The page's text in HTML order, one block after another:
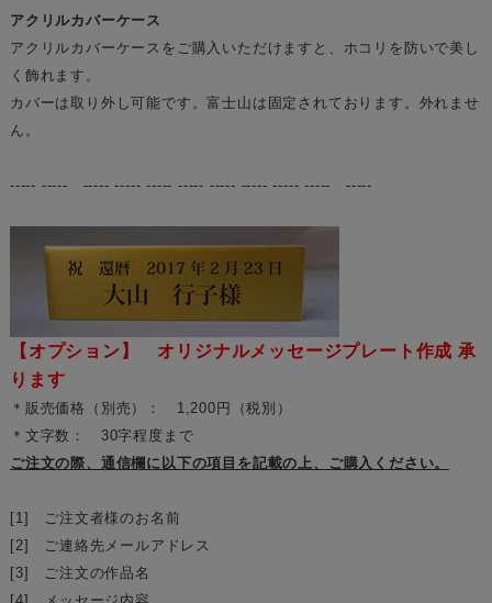
アクリルカバーケース
アクリルカバーケースをご購入いただけますと、ホコリを防いで美し
く飾れます。
カバーは取り外し可能です。富士山は固定されております。外れませ
ん。
----- ----- ----- ----- ----- ----- ----- ----- ----- ----- -----
【オプション】 オリジナルメッセージプレート作成 承
ります
＊販売価格（別売）： 1,200円（税別）
＊文字数： 30字程度まで
ご注文の際、通信欄に以下の項目を記載の上、ご購入ください。
[1] ご注文者様のお名前
[2] ご連絡先メールアドレス
[3] ご注文の作品名